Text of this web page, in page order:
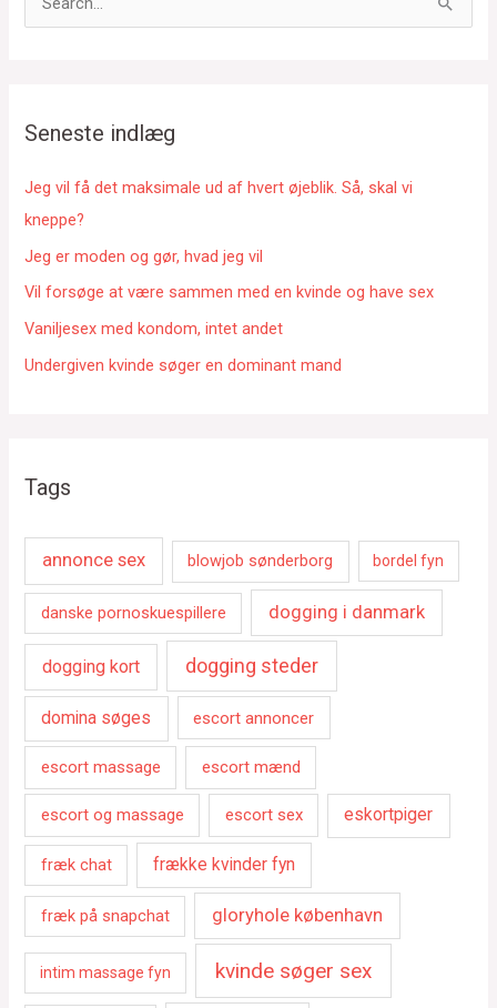
ø
f
e
r
Seneste indlæg
Jeg vil få det maksimale ud af hvert øjeblik. Så, skal vi
kneppe?
Jeg er moden og gør, hvad jeg vil
Vil forsøge at være sammen med en kvinde og have sex
Vaniljesex med kondom, intet andet
Undergiven kvinde søger en dominant mand
Tags
annonce sex blowjob sønderborg bordel fyn
danske pornoskuespillere dogging i danmark
dogging kort dogging steder
domina søges escort annoncer
escort massage escort mænd
escort og massage escort sex eskortpiger
fræk chat frække kvinder fyn
fræk på snapchat gloryhole københavn
intim massage fyn kvinde søger sex